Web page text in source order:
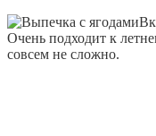
Очень подходит к
совсем не сложно.